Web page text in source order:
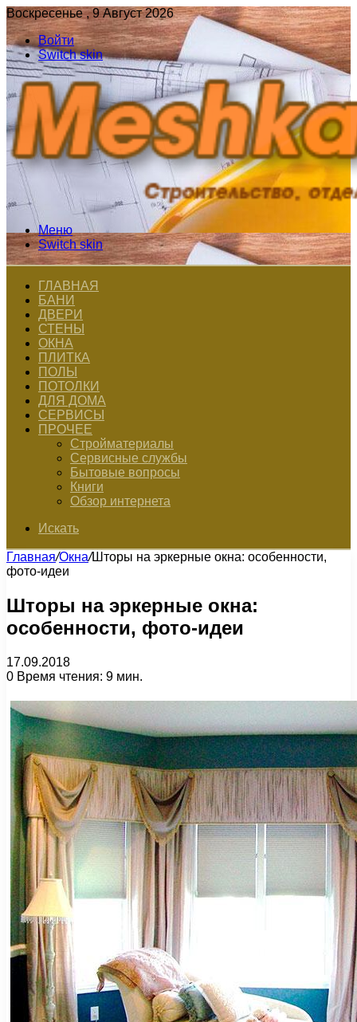
Воскресенье , 9 Август 2026
Войти
Switch skin
Меню
Switch skin
ГЛАВНАЯ
БАНИ
ДВЕРИ
СТЕНЫ
ОКНА
ПЛИТКА
ПОЛЫ
ПОТОЛКИ
ДЛЯ ДОМА
СЕРВИСЫ
ПРОЧЕЕ
Стройматериалы
Сервисные службы
Бытовые вопросы
Книги
Обзор интернета
Искать
Главная/Окна/Шторы на эркерные окна: особенности,
фото-идеи
Шторы на эркерные окна:
особенности, фото-идеи
17.09.2018
0 Время чтения: 9 мин.